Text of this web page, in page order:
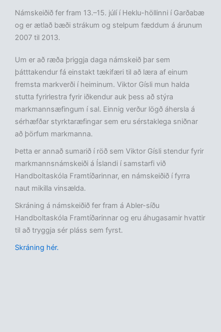
Námskeiðið fer fram 13.–15. júlí í Heklu-höllinni í Garðabæ
og er ætlað bæði strákum og stelpum fæddum á árunum
2007 til 2013.
Um er að ræða þriggja daga námskeið þar sem
þátttakendur fá einstakt tækifæri til að læra af einum
fremsta markverði í heiminum. Viktor Gísli mun halda
stutta fyrirlestra fyrir iðkendur auk þess að stýra
markmannsæfingum í sal. Einnig verður lögð áhersla á
sérhæfðar styrktaræfingar sem eru sérstaklega sniðnar
að þörfum markmanna.
Þetta er annað sumarið í röð sem Viktor Gísli stendur fyrir
markmannsnámskeiði á Íslandi í samstarfi við
Handboltaskóla Framtíðarinnar, en námskeiðið í fyrra
naut mikilla vinsælda.
Skráning á námskeiðið fer fram á Abler-síðu
Handboltaskóla Framtíðarinnar og eru áhugasamir hvattir
til að tryggja sér pláss sem fyrst.
Skráning hér.